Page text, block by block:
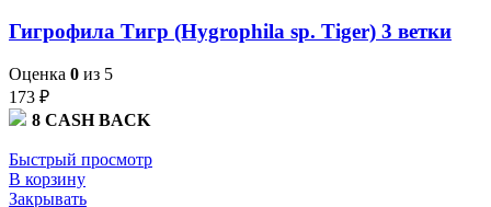
Гигрофила Тигр (Hygrophila sp. Tiger) 3 ветки
Оценка 0 из 5
173 ₽
8 CASH BACK
Быстрый просмотр
В корзину
Закрывать